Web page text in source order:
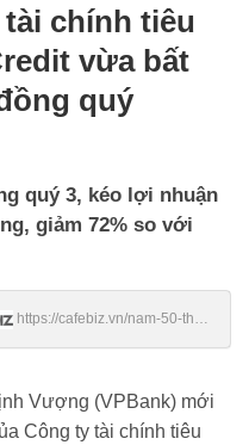
tài chính tiêu
vừa bất
quý
quý 3, kéo lợi nhuận
giảm 72% so với
https://cafebiz.vn/nam-50-thi-
Vượng (VPBank) mới
Công ty tài chính tiêu